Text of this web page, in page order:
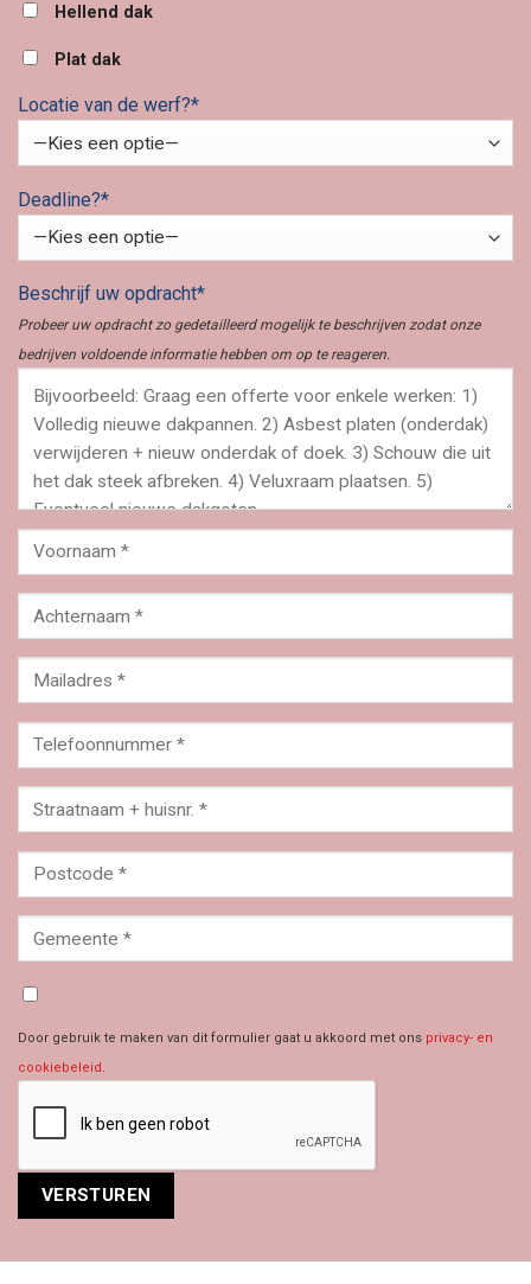
Hellend dak
Plat dak
Locatie van de werf?*
Deadline?*
Beschrijf uw opdracht*
Probeer uw opdracht zo gedetailleerd mogelijk te beschrijven zodat onze
bedrijven voldoende informatie hebben om op te reageren.
Door gebruik te maken van dit formulier gaat u akkoord met ons privacy- en
cookiebeleid